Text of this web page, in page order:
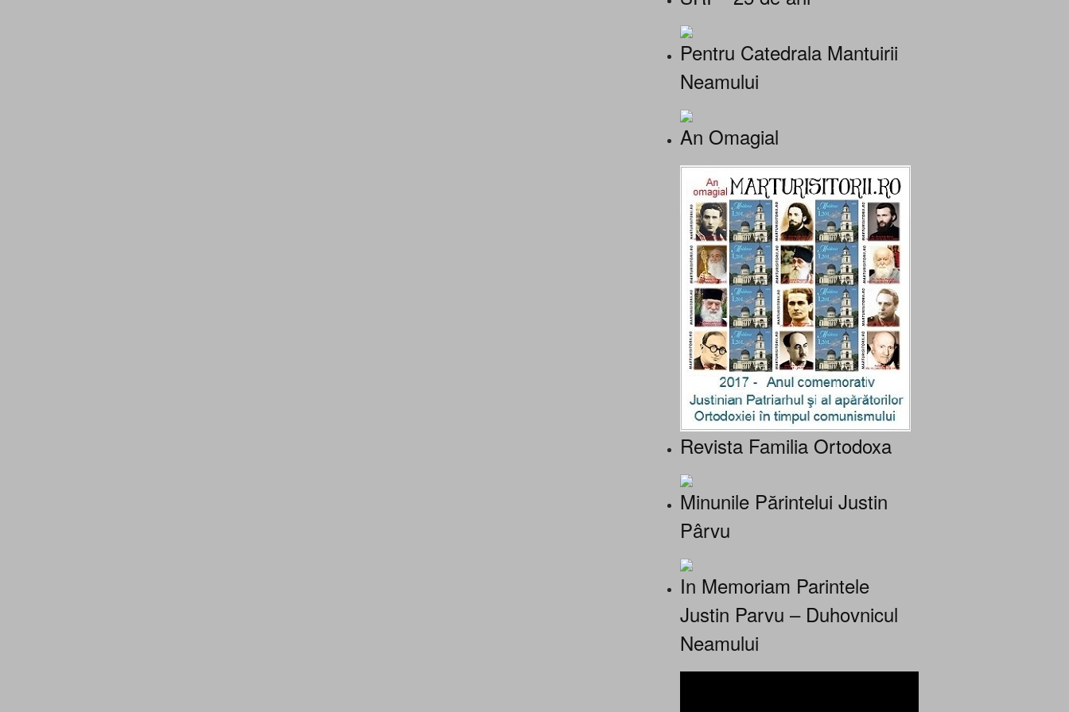
Pentru Catedrala Mantuirii
Neamului
An Omagial
Revista Familia Ortodoxa
Minunile Părintelui Justin
Pârvu
In Memoriam Parintele
Justin Parvu – Duhovnicul
Neamului